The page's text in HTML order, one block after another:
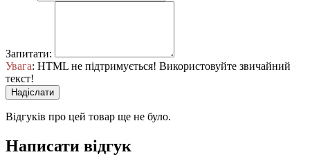
Запитати:
Увага: HTML не підтримується! Використовуйте звичайний
текст!
Надіслати
Відгуків про цей товар ще не було.
Написати відгук